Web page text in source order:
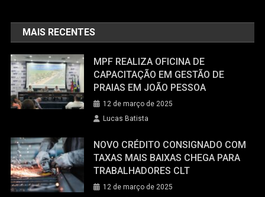
MAIS RECENTES
MPF REALIZA OFICINA DE
CAPACITAÇÃO EM GESTÃO DE
PRAIAS EM JOÃO PESSOA
12 de março de 2025
Lucas Batista
NOVO CRÉDITO CONSIGNADO COM
TAXAS MAIS BAIXAS CHEGA PARA
TRABALHADORES CLT
12 de março de 2025